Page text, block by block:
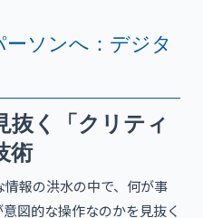
ソンへ：デジタ
抜く「クリティ
術
報の洪水の中で、何が事
図的な操作なのかを見抜く